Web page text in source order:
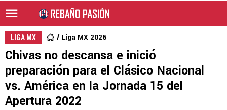
LIGA MX Liga MX 2026
Chivas no descansa e inició
preparación para el Clásico Nacional
vs. América en la Jornada 15 del
Apertura 2022